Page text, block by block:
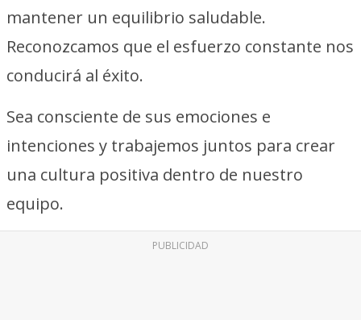
mantener un equilibrio saludable.
Reconozcamos que el esfuerzo constante nos
conducirá al éxito.
Sea consciente de sus emociones e
intenciones y trabajemos juntos para crear
una cultura positiva dentro de nuestro
equipo.
PUBLICIDAD